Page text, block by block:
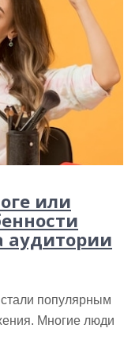
или
аудитории
популярным
Многие люди